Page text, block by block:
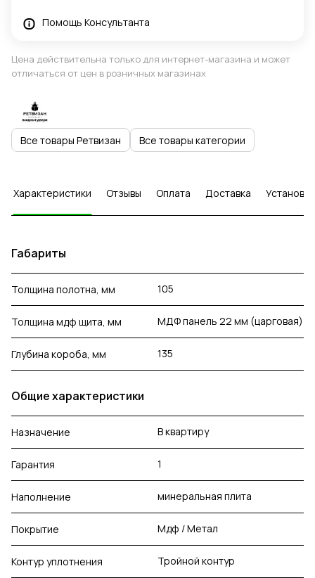
Помощь Консультанта
Цена действительна только для интернет-магазина и может
отличаться от цен в розничных магазинах
Все товары Ретвизан Все товары категории
Характеристики Отзывы Оплата Доставка Установка
Габариты
Толщина полотна, мм 105
Толщина мдф щита, мм МДФ панель 22 мм (царговая)
Глубина короба, мм 135
Общие характеристики
Назначение В квартиру
Гарантия 1
Наполнение минеральная плита
Покрытие Мдф / Метал
Контур уплотнения Тройной контур